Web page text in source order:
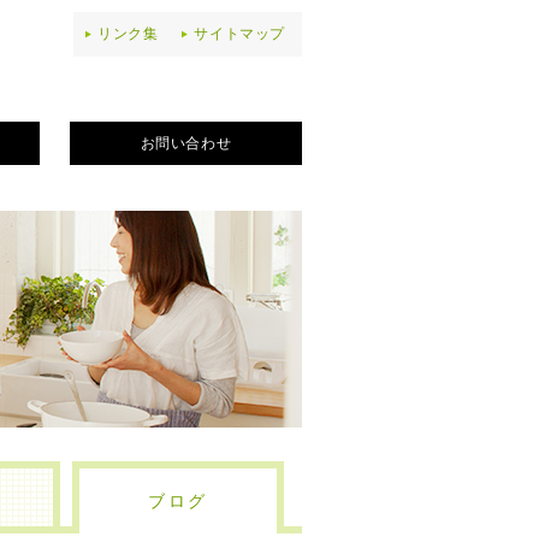
リンク集 サイトマップ
お問い合わせ
ブログ